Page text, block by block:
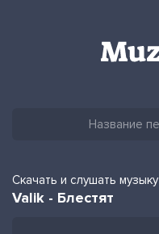
Скачать и слушать музыку
Valik - Блестят